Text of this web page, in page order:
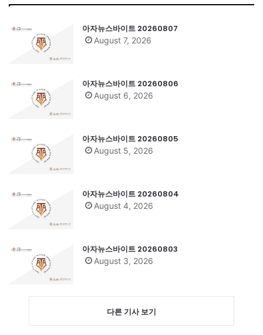
아자뉴스바이트 20260807
August 7, 2026
아자뉴스바이트 20260806
August 6, 2026
아자뉴스바이트 20260805
August 5, 2026
아자뉴스바이트 20260804
August 4, 2026
아자뉴스바이트 20260803
August 3, 2026
다른 기사 보기